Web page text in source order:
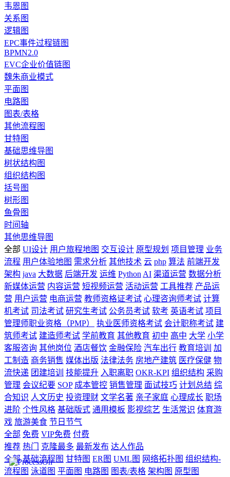
韦恩图
关系图
逻辑图
EPC事件过程链图
BPMN2.0
EVC企业价值链图
魏朱商业模式
平面图
电路图
图表/表格
其他流程图
甘特图
基础思维导图
树状结构图
组织结构图
括号图
树形图
鱼骨图
时间轴
其他思维导图
全部 UI设计 用户旅程地图 交互设计 原型规划 项目管理 业务
流程 用户体验地图 需求分析 其他技术 云 php 算法 前端开发
架构 java 大数据 后端开发 运维 Python AI 渠道运营 数据分析
新媒体运营 内容运营 短视频运营 活动运营 工具推荐 产品运
营 用户运营 电商运营 教师资格证考试 心理咨询师考试 计算
机考试 司法考试 研究生考试 公务员考试 软考 英语考试 项目
管理师职业资格（PMP）
执业医师资格考试 会计职称考试 建
筑师考试 建造师考试 学前教育 其他教育 初中 高中 大学 小学
客服咨询 其他岗位 酒店餐饮 金融保险 汽车出行 教育培训
加
工制造 商务销售 媒体出版 法律法务 房地产建筑 医疗保健 物
流快递 团建培训 技能提升 入职离职 OKR-KPI 组织结构 采购
管理 会议纪要 SOP 成本管控 销售管理 面试技巧 计划总结 综
合知识 人文历史 投资理财 文学名著 亲子家庭 心理成长 职场
进阶 个性风格 基础版式 通用模板 影视综艺 生活常识 体育游
戏 旅游美食 节日节气
全部 免费 VIP免费 付费
推荐 热门 克隆最多 最新发布 达人作品
全部 基础流程图 甘特图 ER图 UML图 网络拓扑图 组织结构-
流程图 泳道图 平面图 电路图 图表/表格 架构图 原型图